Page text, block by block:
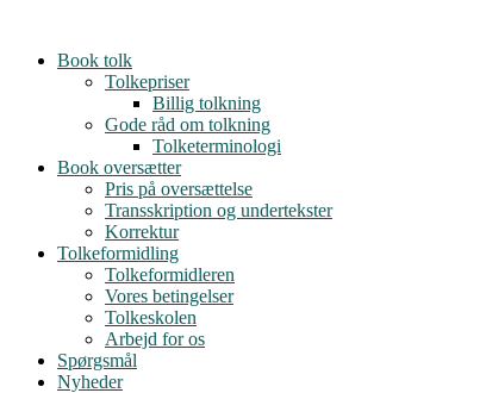
contentBook tolk
Tolkepriser
Billig tolkning
Gode råd om tolkning
Tolketerminologi
Book oversætter
Pris på oversættelse
Transskription og undertekster
Korrektur
Tolkeformidling
Tolkeformidleren
Vores betingelser
Tolkeskolen
Arbejd for os
Spørgsmål
Nyheder